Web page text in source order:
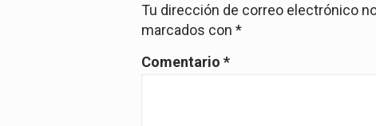
Tu dirección de correo electrónico
marcados con*
Comentario*